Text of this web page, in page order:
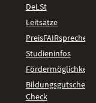
DeLSt
Leitsätze
PreisFAIRsprechen
Studieninfos
Fördermöglichkeiten
Bildungsgutschein
Check